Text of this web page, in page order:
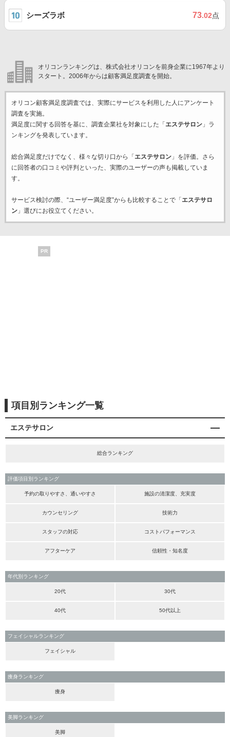
シーズラボ 73.02点
オリコンランキングは、株式会社オリコンを前身企業に1967年より
スタート。2006年からは顧客満足度調査を開始。
オリコン顧客満足度調査では、実際にサービスを利用した 人にアンケート
調査を実施。
満足度に関する回答を基に、調査企業社を対象にした「 エステサロン」ラ
ンキングを発表しています。
総合満足度だけでなく、様々な切り口から「 エステサロン」を評価。さら
に回答者の口コミや評判といった、実際のユーザーの声も掲載していま
す。
サービス検討の際、“ユーザー満足度”からも比較することで「 エステサロ
ン」選びにお役立てください。
PR
項目別ランキング一覧
エステサロン
総合ランキング
評価項目別ランキング
予約の取りやすさ、通いやすさ 施設の清潔度、充実度
カウンセリング 技術力
スタッフの対応 コストパフォーマンス
アフターケア 信頼性・知名度
年代別ランキング
20代 30代
40代 50代以上
フェイシャルランキング
フェイシャル
痩身ランキング
痩身
美脚ランキング
美脚